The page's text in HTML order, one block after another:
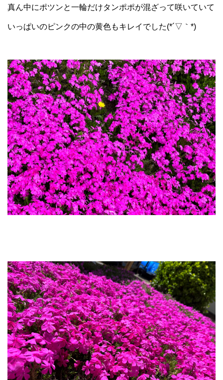
真ん中にポツンと一輪だけタンポポが混ざって咲いていて
いっぱいのピンクの中の黄色もキレイでした(*´▽｀*)